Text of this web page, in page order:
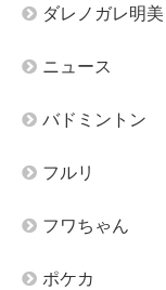
ダレノガレ明美
ニュース
バドミントン
フルリ
フワちゃん
ポケカ